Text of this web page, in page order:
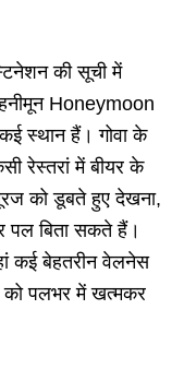
की सूची में
हनीमून Honeymoon
स्थान हैं। गोवा के
रेस्तरां में बीयर के
को डूबते हुए देखना,
पल बिता सकते हैं।
कई बेहतरीन वेलनेस
को पलभर में खत्मकर